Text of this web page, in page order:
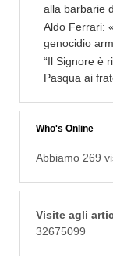
alla barbarie
Aldo Ferrari:
genocidio
“Il Signore è
Pasqua ai
Who's Online
Abbiamo 269
Visite agli
32675099